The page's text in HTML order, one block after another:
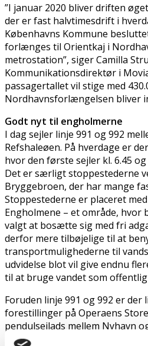
”I januar 2020 bliver driften
der er fast halvtimesdrift i
Københavns Kommune
forlænges til Orientkaj i
metrostation”, siger Camilla
Kommunikationsdirektør i
passagertallet vil stige med
Nordhavnsforlængelsen bliver
Godt nyt til engholmerne
I dag sejler linje 991 og 992
Refshaleøen. På hverdage er
hvor den første sejler kl. 6.45 og
Det er særligt stoppestederne
Bryggebroen, der har mange
Stoppestederne er placeret
Engholmene – et område, hvor
valgt at bosætte sig med fri
derfor mere tilbøjelige til at
transportmulighederne til
udvidelse blot vil give endnu
til at bruge vandet som
Foruden linje 991 og 992 er der
forestillinger på Operaens
pendulsejlads mellem Nyhavn
inden forestillingens start.